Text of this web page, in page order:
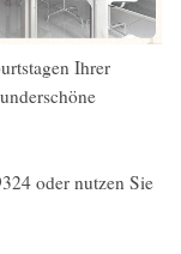
Ihrer
oder nutzen Sie